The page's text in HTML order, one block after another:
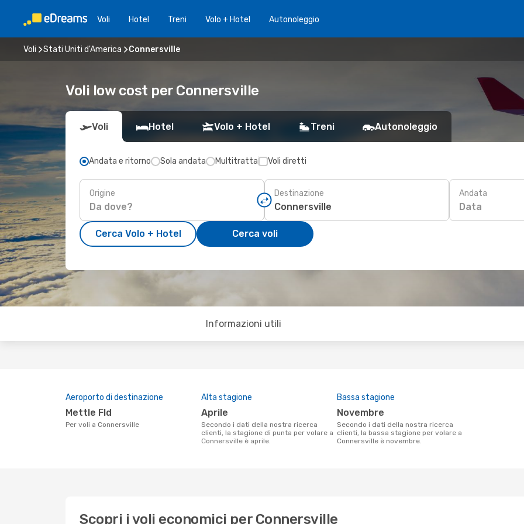
Voli Hotel Treni Volo + Hotel Autonoleggio
Voli Stati Uniti d'America Connersville
Voli low cost per Connersville
Voli Hotel Volo + Hotel Treni Autonoleggio
Andata e ritorno Sola andata Multitratta Voli diretti
Origine Destinazione Andata
Data
Cerca Volo + Hotel Cerca voli
Informazioni utili
Aeroporto di destinazione
Mettle Fld
Per voli a Connersville
Alta stagione
aprile
Secondo i dati della nostra ricerca
clienti, la stagione di punta per volare a
Connersville è aprile.
Bassa stagione
novembre
Secondo i dati della nostra ricerca
clienti, la bassa stagione per volare a
Connersville è novembre.
Scopri i voli economici per Connersville